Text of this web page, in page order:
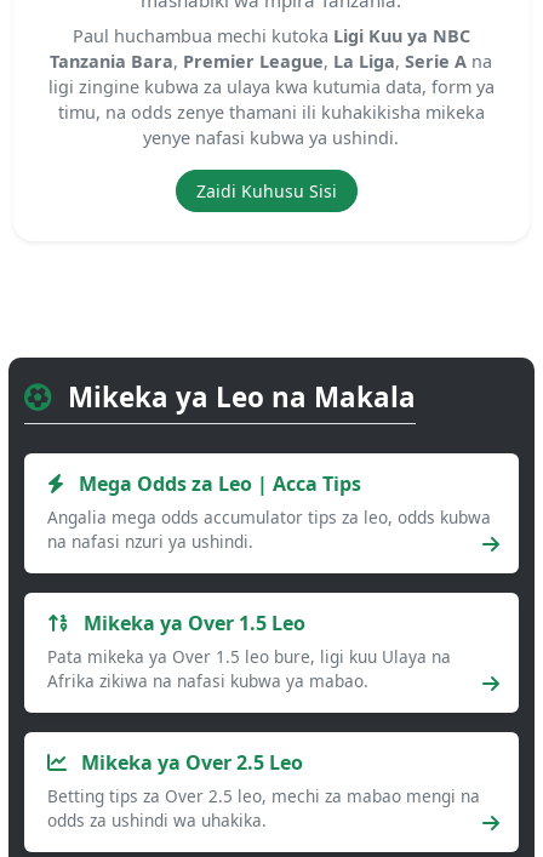
Paul huchambua mechi kutoka Ligi Kuu ya NBC
Tanzania Bara, Premier League, La Liga,Serie A na
ligi zingine kubwa za ulaya kwa kutumia data, form ya
timu, na odds zenye thamani ili kuhakikisha mikeka
yenye nafasi kubwa ya ushindi.
Zaidi Kuhusu Sisi
Mikeka ya Leo na Makala
Mega Odds za Leo | Acca Tips
Angalia mega odds accumulator tips za leo, odds kubwa
na nafasi nzuri ya ushindi.
Mikeka ya Over 1.5 Leo
Pata mikeka ya Over 1.5 leo bure, ligi kuu Ulaya na
Afrika zikiwa na nafasi kubwa ya mabao.
Mikeka ya Over 2.5 Leo
Betting tips za Over 2.5 leo, mechi za mabao mengi na
odds za ushindi wa uhakika.